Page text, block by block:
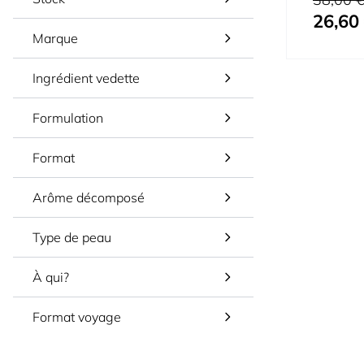
Marque
Ingrédient vedette
Formulation
Format
Arôme décomposé
Type de peau
À qui?
Format voyage
Prix spécial
26,60